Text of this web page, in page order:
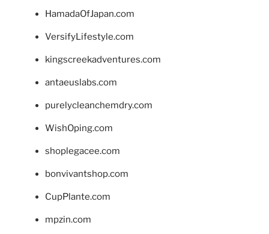
HamadaOfJapan.com
VersifyLifestyle.com
kingscreekadventures.com
antaeuslabs.com
purelycleanchemdry.com
WishOping.com
shoplegacee.com
bonvivantshop.com
CupPlante.com
mpzin.com